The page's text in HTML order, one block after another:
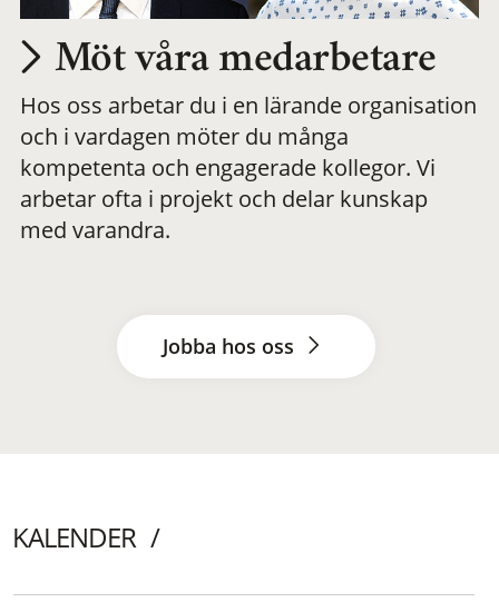
Möt våra medarbetare
Hos oss arbetar du i en lärande organisation
och i vardagen möter du många
kompetenta och engagerade kollegor. Vi
arbetar ofta i projekt och delar kunskap
med varandra.
Jobba hos oss
KALENDER